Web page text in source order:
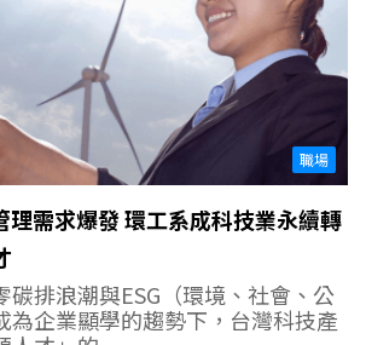
職場
理需求爆發 環工系成科技業永續轉
碳排浪潮與ESG（環境、社會、公
為企業顯學的趨勢下，台灣科技產